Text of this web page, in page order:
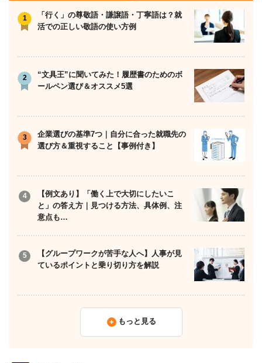
「行く」の尊敬語・謙譲語・丁寧語は？就
活での正しい敬語の使い方例
“文具王”に聞いてみた！履歴書のためのボ
ールペン選び＆オススメ5選
企業選びの基準7つ｜自分に合った就職先の
選び方＆重視すること【事例付き】
【例文あり】「働く上で大切にしたいこ
と」の答え方｜見つける方法、具体例、注
意点も…
【グループワークが苦手な人へ】人事が見
ているポイントと乗り切り方を解説
もっと見る